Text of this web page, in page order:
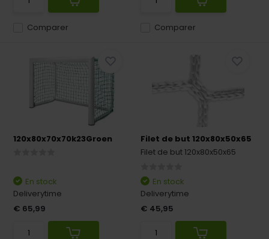
Comparer Comparer
120x80x70x70k23Groen
En stock
Deliverytime
€ 65,99
Filet de but 120x80x50x65
Filet de but 120x80x50x65
En stock
Deliverytime
€ 45,95